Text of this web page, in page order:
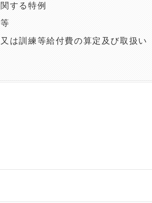
する特例
は訓練等給付費の算定及び取扱い